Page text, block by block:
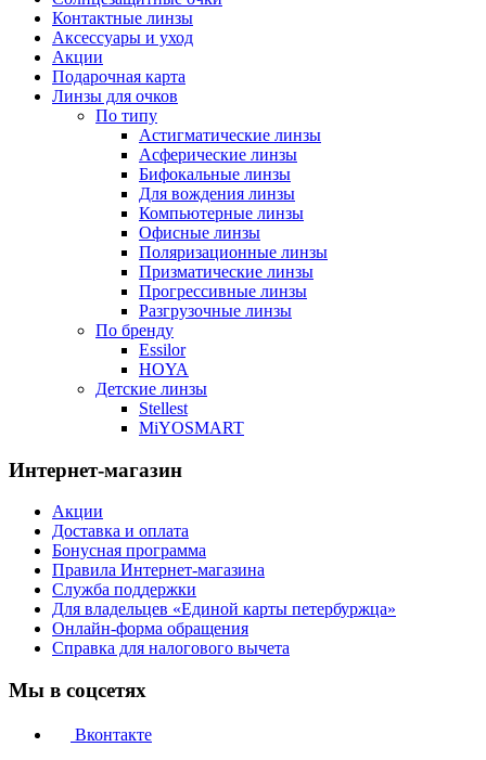
Контактные линзы
Аксессуары и уход
Акции
Подарочная карта
Линзы для очков
По типу
Астигматические линзы
Асферические линзы
Бифокальные линзы
Для вождения линзы
Компьютерные линзы
Офисные линзы
Поляризационные линзы
Призматические линзы
Прогрессивные линзы
Разгрузочные линзы
По бренду
Essilor
HOYA
Детские линзы
Stellest
MiYOSMART
Интернет-магазин
Акции
Доставка и оплата
Бонусная программа
Правила Интернет-магазина
Служба поддержки
Для владельцев «Единой карты петербуржца»
Онлайн-форма обращения
Справка для налогового вычета
Мы в соцсетях
Вконтакте